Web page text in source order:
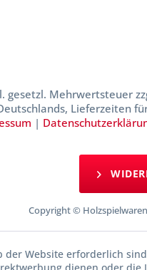
gesetzl. Mehrwertsteuer
Lieferzeiten
|
Copyright ©
Website erforderlich